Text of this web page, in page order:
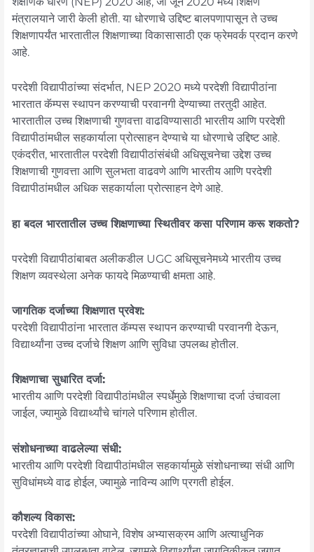
मंत्रालयाने जारी केली होती. या धोरणाचे उद्दिष्ट बालपणापासून ते उच्च
शिक्षणापर्यंत भारतातील शिक्षणाच्या विकासासाठी एक फ्रेमवर्क प्रदान करणे
आहे.
परदेशी विद्यापीठांच्या संदर्भात, NEP 2020 मध्ये परदेशी विद्यापीठांना
भारतात कॅम्पस स्थापन करण्याची परवानगी देण्याच्या तरतुदी आहेत.
भारतातील उच्च शिक्षणाची गुणवत्ता वाढविण्यासाठी भारतीय आणि परदेशी
विद्यापीठांमधील सहकार्याला प्रोत्साहन देण्याचे या धोरणाचे उद्दिष्ट आहे.
एकंदरीत, भारतातील परदेशी विद्यापीठांसंबंधी अधिसूचनेचा उद्देश उच्च
शिक्षणाची गुणवत्ता आणि सुलभता वाढवणे आणि भारतीय आणि परदेशी
विद्यापीठांमधील अधिक सहकार्याला प्रोत्साहन देणे आहे.
हा बदल भारतातील उच्च शिक्षणाच्या स्थितीवर कसा परिणाम करू शकतो?
परदेशी विद्यापीठांबाबत अलीकडील UGC अधिसूचनेमध्ये भारतीय उच्च
शिक्षण व्यवस्थेला अनेक फायदे मिळण्याची क्षमता आहे.
जागतिक दर्जाच्या शिक्षणात प्रवेश:
परदेशी विद्यापीठांना भारतात कॅम्पस स्थापन करण्याची परवानगी देऊन,
विद्यार्थ्यांना उच्च दर्जाचे शिक्षण आणि सुविधा उपलब्ध होतील.
शिक्षणाचा सुधारित दर्जा:
भारतीय आणि परदेशी विद्यापीठांमधील स्पर्धेमुळे शिक्षणाचा दर्जा उंचावला
जाईल, ज्यामुळे विद्यार्थ्यांचे चांगले परिणाम होतील.
संशोधनाच्या वाढलेल्या संधी:
भारतीय आणि परदेशी विद्यापीठांमधील सहकार्यामुळे संशोधनाच्या संधी आणि
सुविधांमध्ये वाढ होईल, ज्यामुळे नाविन्य आणि प्रगती होईल.
कौशल्य विकास:
परदेशी विद्यापीठांच्या ओघाने, विशेष अभ्यासक्रम आणि अत्याधुनिक